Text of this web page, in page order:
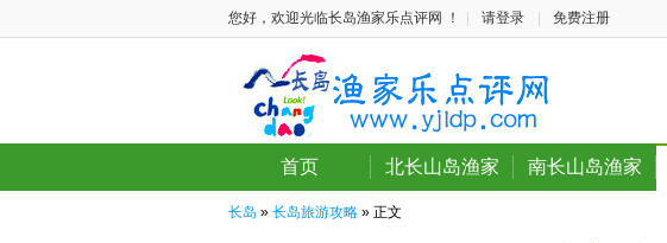
您好，欢迎光临长岛渔家乐点评网 ！ 请登录 免费注册
首页 北长山岛渔家 南长山岛渔家
长岛 » 长岛旅游攻略 » 正文